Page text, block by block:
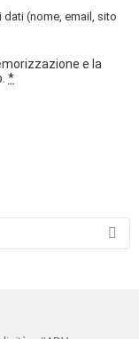
(nome, email, sito
e la
*